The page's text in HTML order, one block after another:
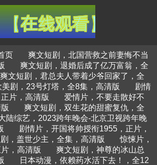
页
爽文短剧，北国营救之前妻悔不当
爽文短剧，退婚后成了亿万富翁，全
爽文短剧，君总夫人带着少爷回家了，全
美剧，23号灯塔，全8集，高清版
剧情
片，高清版
爱情片，不要走散好不
爽文短剧，双生花的甜蜜复仇，全
陆综艺，2023跨年晚会-北京卫视跨年晚
剧情片，开国将帅授衔1955，正片，
，盖世少主，全集，高清版
惊悚片，
，高清版
爽文短剧，神尊的冰山总
日本动漫，依赖药水活下去！，全12